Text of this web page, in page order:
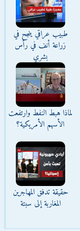
طبيب عراقي ينجح في
زراعة أنف في رأس
بشري
لماذا هبط النفط وارتفعت
الأسهم الأمريكية؟
حقيقة تدفق المهاجرين
المغاربة إلى سبتة